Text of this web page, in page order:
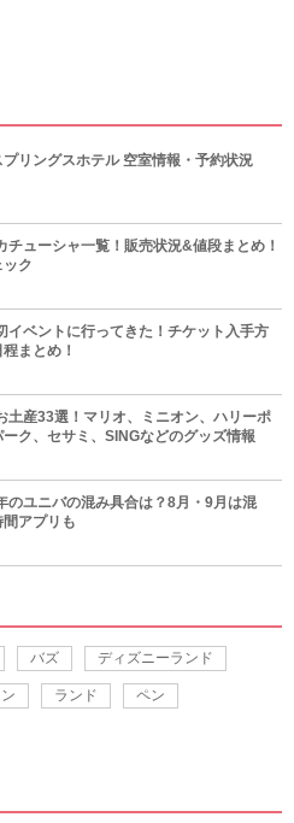
プリングスホテル 空室情報・予約状況
チューシャ一覧！販売状況&値段まとめ！
ク
イベントに行ってきた！チケット入手方
まとめ！
土産33選！マリオ、ミニオン、ハリーポ
ク、セサミ、SINGなどのグッズ情報
のユニバの混み具合は？8月・9月は混
アプリも
バズ ディズニーランド
ランド ペン